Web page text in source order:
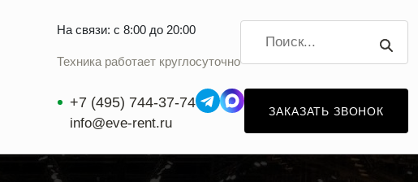
На связи: с 8:00 до 20:00
Техника работает круглосуточно
+7 (495) 744-37-74
info@eve-rent.ru
ЗАКАЗАТЬ ЗВОНОК